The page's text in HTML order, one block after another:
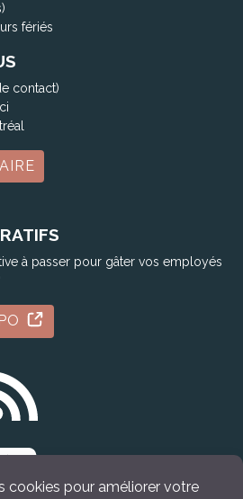
fériés
contact)
à passer pour gâter vos employés